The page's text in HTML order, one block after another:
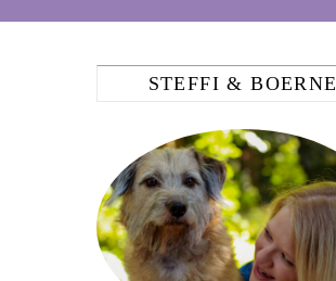
STEFFI & BOERNE